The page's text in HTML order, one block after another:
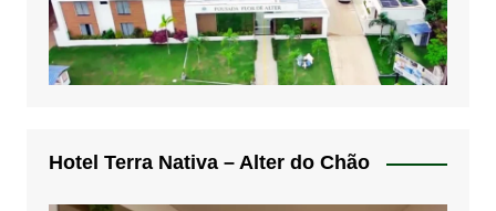
Hotel Terra Nativa – Alter do Chão